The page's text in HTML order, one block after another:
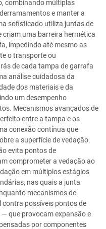
combinando múltiplas
e manter a
sofisticado utiliza juntas de
criam uma barreira hermética
impedindo até mesmo as
o transporte ou
de cada tampa de garrafa
análise cuidadosa da
dos materiais e da
um desempenho
Mecanismos avançados de
entre a tampa e os
conexão contínua que
a superfície de vedação.
evita pontos de
comprometer a vedação ao
em múltiplos estágios
nas quais a junta
mecanismos de
possíveis pontos de
que provocam expansão e
por componentes